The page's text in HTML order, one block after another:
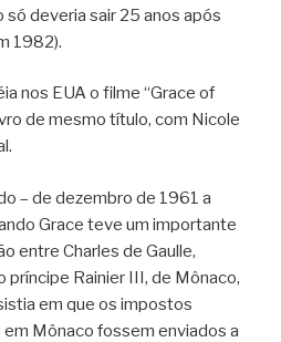
só deveria sair 25 anos após
1982).
nos EUA o filme “Grace of
de mesmo título, com Nicole
– de dezembro de 1961 a
Grace teve um importante
entre Charles de Gaulle,
príncipe Rainier III, de Mônaco,
em que os impostos
Mônaco fossem enviados a